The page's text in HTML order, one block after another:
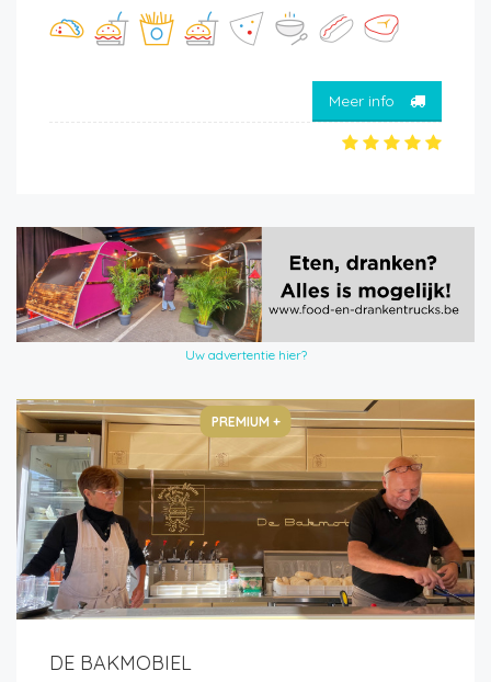
Meer info
Uw advertentie hier?
PREMIUM +
DE BAKMOBIEL